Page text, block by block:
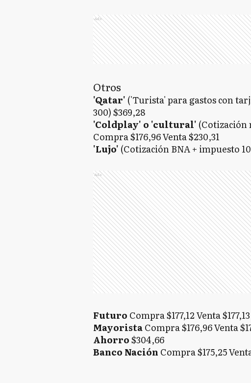
Ads
Otros
'Qatar' ('Turista' para gastos con
300) $369,28
'Coldplay' o 'cultural' (Cotización
Compra $176,96 Venta $230,31
'Lujo' (Cotización BNA + impuesto
Ads
Futuro Compra $177,12 Venta $177,13
MayoristaCompra $176,96 Venta
Ahorro$304,66
Banco Nación Compra $175,25